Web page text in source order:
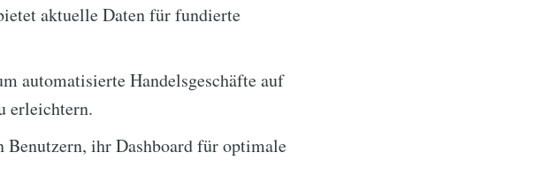
aktuelle Daten für fundierte
automatisierte Handelsgeschäfte auf
erleichtern.
Benutzern, ihr Dashboard für optimale